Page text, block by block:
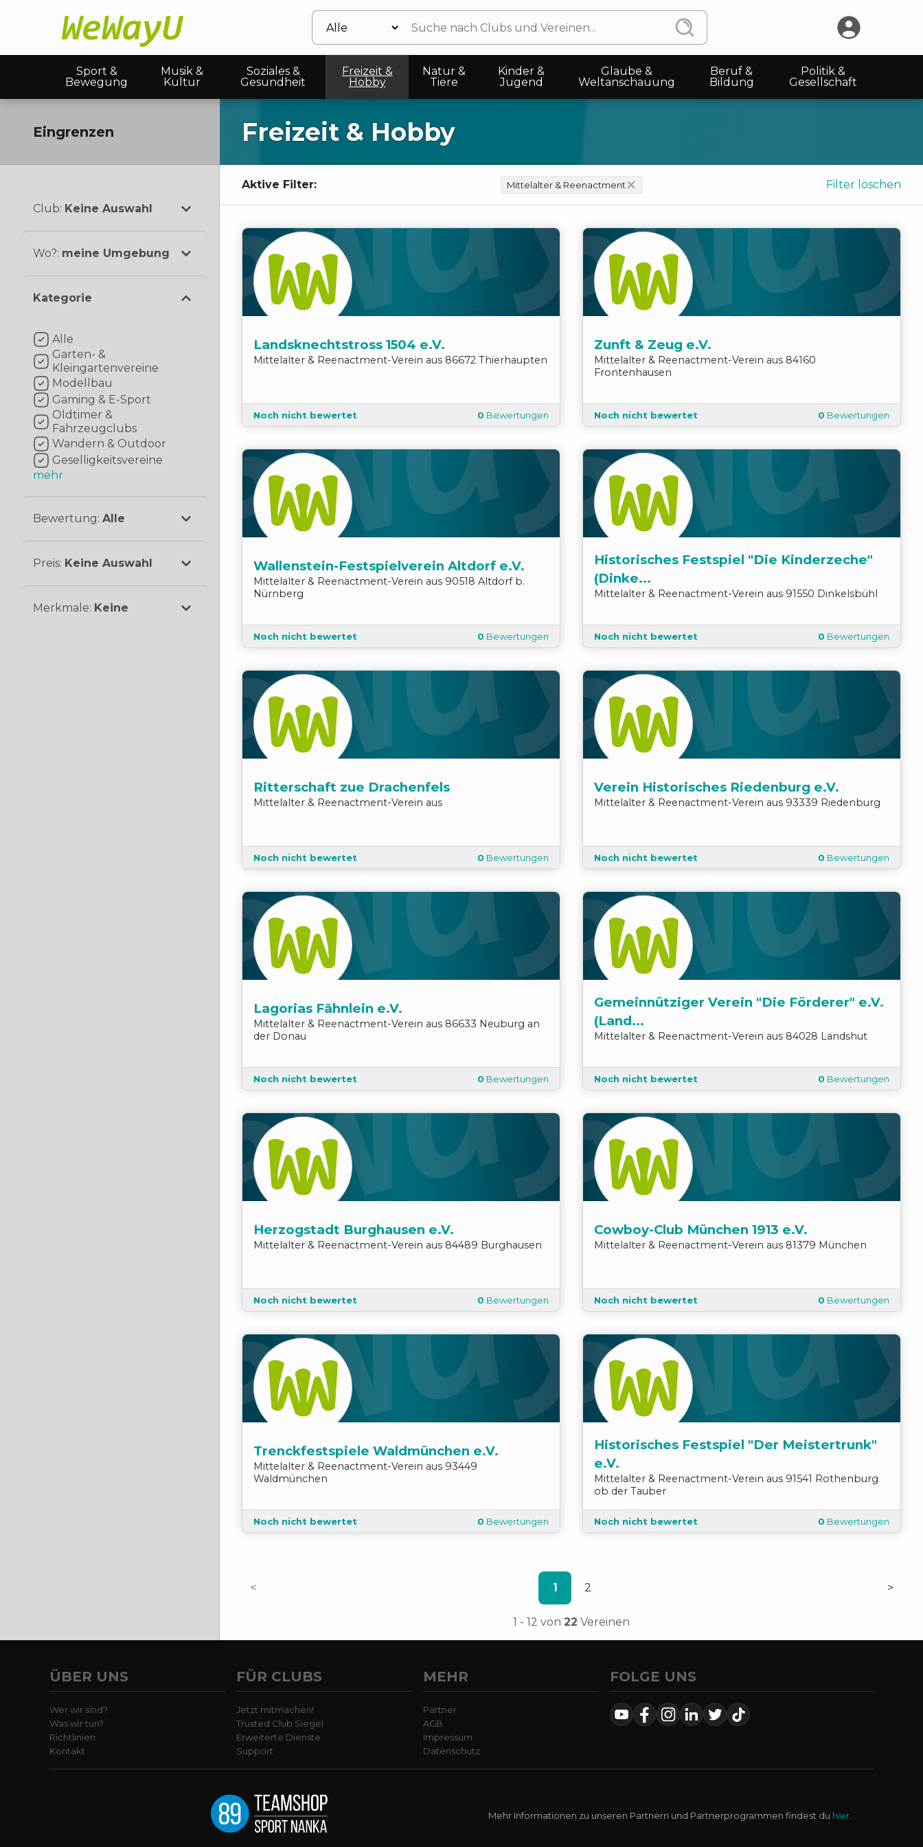
Sport &
Bewegung
Musik &
Kultur
Soziales &
Gesundheit
Freizeit &
Hobby
Natur &
Tiere
Kinder &
Jugend
Glaube &
Weltanschauung
Beruf &
Bildung
Politik &
Gesellschaft
Eingrenzen
Club: Keine Auswahl
Wo?: meine Umgebung
Kategorie
Alle
Garten- &
Kleingartenvereine
Modellbau
Gaming & E-Sport
Oldtimer &
Fahrzeugclubs
Wandern & Outdoor
Geselligkeitsvereine
mehr
Bewertung: Alle
Preis: Keine Auswahl
Merkmale: Keine
Freizeit & Hobby
Aktive Filter: Mittelalter & Reenactment Filter löschen
Landsknechtstross 1504 e.V.
Mittelalter & Reenactment-Verein aus 86672 Thierhaupten
Noch nicht bewertet 0 Bewertungen
Zunft & Zeug e.V.
Mittelalter & Reenactment-Verein aus 84160
Frontenhausen
Noch nicht bewertet 0 Bewertungen
Wallenstein-Festspielverein Altdorf e.V.
Mittelalter & Reenactment-Verein aus 90518 Altdorf b.
Nürnberg
Noch nicht bewertet 0 Bewertungen
Historisches Festspiel "Die Kinderzeche"
(Dinke...
Mittelalter & Reenactment-Verein aus 91550 Dinkelsbühl
Noch nicht bewertet 0 Bewertungen
Ritterschaft zue Drachenfels
Mittelalter & Reenactment-Verein aus
Noch nicht bewertet 0 Bewertungen
Verein Historisches Riedenburg e.V.
Mittelalter & Reenactment-Verein aus 93339 Riedenburg
Noch nicht bewertet 0 Bewertungen
Lagorias Fähnlein e.V.
Mittelalter & Reenactment-Verein aus 86633 Neuburg an
der Donau
Noch nicht bewertet 0 Bewertungen
Gemeinnütziger Verein "Die Förderer" e.V.
(Land...
Mittelalter & Reenactment-Verein aus 84028 Landshut
Noch nicht bewertet 0 Bewertungen
Herzogstadt Burghausen e.V.
Mittelalter & Reenactment-Verein aus 84489 Burghausen
Noch nicht bewertet 0 Bewertungen
Cowboy-Club München 1913 e.V.
Mittelalter & Reenactment-Verein aus 81379 München
Noch nicht bewertet 0 Bewertungen
Trenckfestspiele Waldmünchen e.V.
Mittelalter & Reenactment-Verein aus 93449
Waldmünchen
Noch nicht bewertet 0 Bewertungen
Historisches Festspiel "Der Meistertrunk"
e.V.
Mittelalter & Reenactment-Verein aus 91541 Rothenburg
ob der Tauber
Noch nicht bewertet 0 Bewertungen
< 1 2 >
1 - 12 von 22 Vereinen
ÜBER UNS
Wer wir sind?
Was wir tun?
Richtlinien
Kontakt
FÜR CLUBS
Jetzt mitmachen!
Trusted Club Siegel
Erweiterte Dienste
Support
MEHR
Partner
AGB
Impressum
Datenschutz
FOLGE UNS
Mehr Informationen zu unseren Partnern und Partnerprogrammen findest du hier